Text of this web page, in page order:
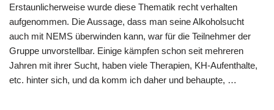
Erstaunlicherweise wurde diese Thematik recht verhalten
aufgenommen. Die Aussage, dass man seine Alkoholsucht
auch mit NEMS überwinden kann, war für die Teilnehmer der
Gruppe unvorstellbar. Einige kämpfen schon seit mehreren
Jahren mit ihrer Sucht, haben viele Therapien, KH-Aufenthalte,
etc. hinter sich, und da komm ich daher und behaupte, …